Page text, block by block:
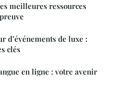
meilleures ressources
d’événements de luxe :
clés
en ligne : votre avenir